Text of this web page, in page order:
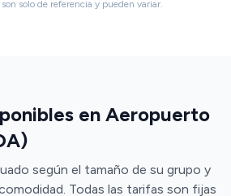
solo de referencia y pueden variar.
en Aeropuerto
según el tamaño de su grupo y
Todas las tarifas son fijas